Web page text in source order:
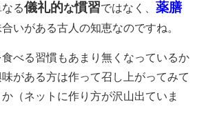
る儀礼的な慣習ではなく、 薬膳
いがある古人の知恵なのですね。
べる習慣もあまり無くなっているか
がある方は作って召し上がってみて
（ネットに作り方が沢山出ていま